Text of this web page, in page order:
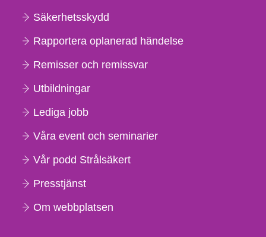
Säkerhetsskydd
Rapportera oplanerad händelse
Remisser och remissvar
Utbildningar
Lediga jobb
Våra event och seminarier
Vår podd Strålsäkert
Presstjänst
Om webbplatsen